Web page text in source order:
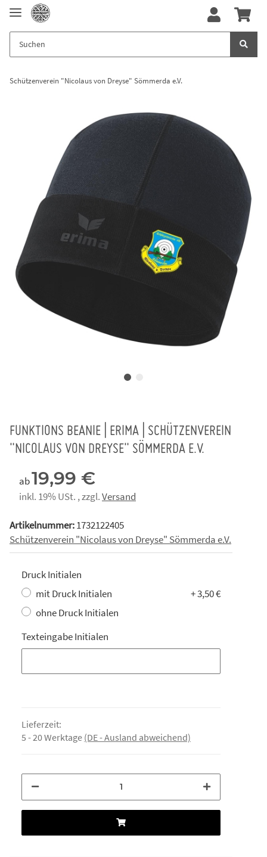
Schützenverein "Nicolaus von Dreyse" Sömmerda e.V.
FUNKTIONS BEANIE | ERIMA | SCHÜTZENVEREIN
"NICOLAUS VON DREYSE" SÖMMERDA E.V.
ab19,99 €
inkl. 19% USt. , zzgl.Versand
Artikelnummer:1732122405
Schützenverein "Nicolaus von Dreyse" Sömmerda e.V.
Druck Initialen
mit Druck Initialen
+ 3,50 €
ohne Druck Initialen
Texteingabe Initialen
Lieferzeit:
5 - 20 Werktage (DE - Ausland abweichend)